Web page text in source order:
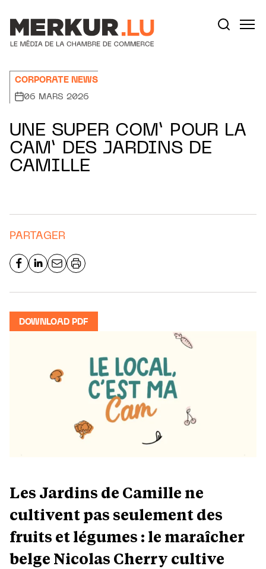
CORPORATE NEWS
06 MARS 2026
UNE SUPER COM’ POUR LA
CAM’ DES JARDINS DE
CAMILLE
PARTAGER
DOWNLOAD PDF
Les Jardins de Camille ne
cultivent pas seulement des
fruits et légumes : le maraîcher
belge Nicolas Cherry cultive